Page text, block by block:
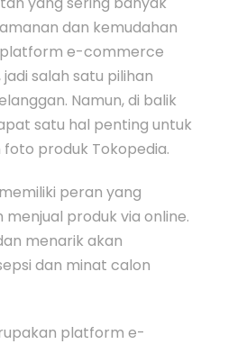
dan kemudahan
e-commerce
salah satu pilihan
Namun, di balik
satu hal penting untuk
produk Tokopedia.
peran yang
produk via online.
menarik akan
dan minat calon
platform e-